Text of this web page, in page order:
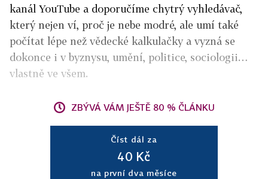
kanál YouTube a doporučíme chytrý vyhledávač,
který nejen ví, proč je nebe modré, ale umí také
počítat lépe než vědecké kalkulačky a vyzná se
dokonce i v byznysu, umění, politice, sociologii…
vlastně ve všem.
ZBÝVÁ VÁM JEŠTĚ 80 % ČLÁNKU
Číst dál za
40 Kč
na první dva měsíce